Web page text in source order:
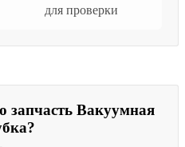
для проверки
Вакуумная